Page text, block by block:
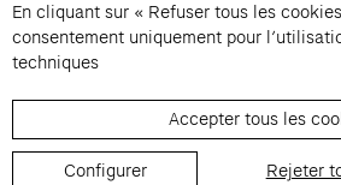
Instagram (opens in a new tab)
Facebook (opens in a new tab)
Pinterest (opens in a new tab)
Youtube (opens in a new tab)
Spotify (opens in a new
LinkedIn (opens in a
Google Arts & Culture
© 2026 Fondation Cartier
En cliquant sur « Refuser tous les
consentement uniquement pour
techniques
Accepter tous les
Configurer Rejeter